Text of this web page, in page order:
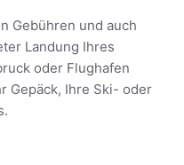
Gebühren und auch
Landung Ihres
oder Flughafen
Gepäck, Ihre Ski- oder